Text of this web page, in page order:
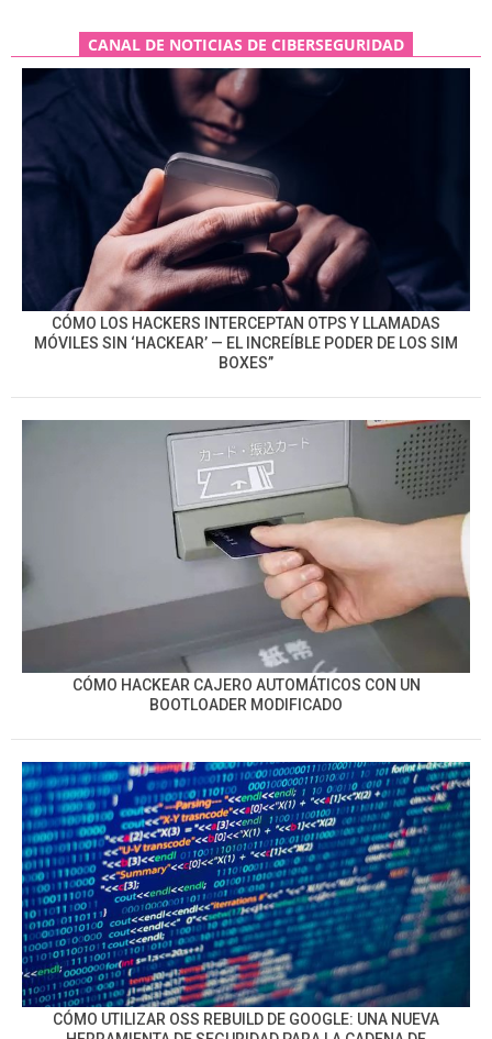
CANAL DE NOTICIAS DE CIBERSEGURIDAD
CÓMO LOS HACKERS INTERCEPTAN OTPS Y LLAMADAS
MÓVILES SIN ‘HACKEAR’ — EL INCREÍBLE PODER DE LOS SIM
BOXES”
CÓMO HACKEAR CAJERO AUTOMÁTICOS CON UN
BOOTLOADER MODIFICADO
CÓMO UTILIZAR OSS REBUILD DE GOOGLE: UNA NUEVA